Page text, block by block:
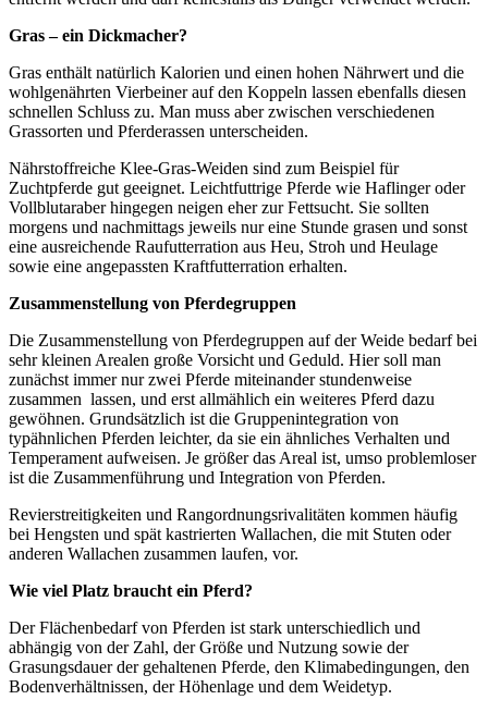
Gras – ein Dickmacher?
Gras enthält natürlich Kalorien und einen hohen Nährwert und die
wohlgenährten Vierbeiner auf den Koppeln lassen ebenfalls diesen
schnellen Schluss zu. Man muss aber zwischen verschiedenen
Grassorten und Pferderassen unterscheiden.
Nährstoffreiche Klee-Gras-Weiden sind zum Beispiel für
Zuchtpferde gut geeignet. Leichtfuttrige Pferde wie Haflinger oder
Vollblutaraber hingegen neigen eher zur Fettsucht. Sie sollten
morgens und nachmittags jeweils nur eine Stunde grasen und sonst
eine ausreichende Raufutterration aus Heu, Stroh und Heulage
sowie eine angepassten Kraftfutterration erhalten.
Zusammenstellung von Pferdegruppen
Die Zusammenstellung von Pferdegruppen auf der Weide bedarf bei
sehr kleinen Arealen große Vorsicht und Geduld. Hier soll man
zunächst immer nur zwei Pferde miteinander stundenweise
zusammen lassen, und erst allmählich ein weiteres Pferd dazu
gewöhnen. Grundsätzlich ist die Gruppenintegration von
typähnlichen Pferden leichter, da sie ein ähnliches Verhalten und
Temperament aufweisen. Je größer das Areal ist, umso problemloser
ist die Zusammenführung und Integration von Pferden.
Revierstreitigkeiten und Rangordnungsrivalitäten kommen häufig
bei Hengsten und spät kastrierten Wallachen, die mit Stuten oder
anderen Wallachen zusammen laufen, vor.
Wie viel Platz braucht ein Pferd?
Der Flächenbedarf von Pferden ist stark unterschiedlich und
abhängig von der Zahl, der Größe und Nutzung sowie der
Grasungsdauer der gehaltenen Pferde, den Klimabedingungen, den
Bodenverhältnissen, der Höhenlage und dem Weidetyp.